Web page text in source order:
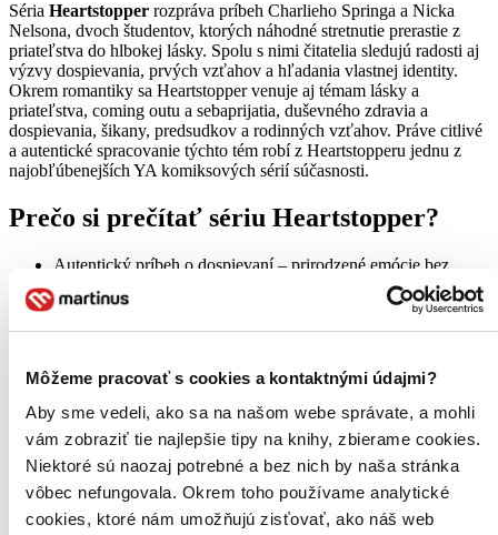
Môžeme pracovať s cookies a kontaktnými údajmi?
Aby sme vedeli, ako sa na našom webe správate, a mohli
vám zobraziť tie najlepšie tipy na knihy, zbierame cookies.
Niektoré sú naozaj potrebné a bez nich by naša stránka
vôbec nefungovala. Okrem toho používame analytické
cookies, ktoré nám umožňujú zisťovať, ako náš web
Séria Heartstopper rozpráva príbeh Charlieho Springa a Nicka
Nelsona, dvoch študentov, ktorých náhodné stretnutie prerastie z
priateľstva do hlbokej lásky. Spolu s nimi čitatelia sledujú radosti aj
výzvy dospievania, prvých vzťahov a hľadania vlastnej identity.
Okrem romantiky sa Heartstopper venuje aj témam lásky a
priateľstva, coming outu a sebaprijatia, duševného zdravia a
dospievania, šikany, predsudkov a rodinných vzťahov. Práve citlivé
a autentické spracovanie týchto tém robí z Heartstopperu jednu z
najobľúbenejších YA komiksových sérií súčasnosti.
Prečo si prečítať sériu Heartstopper?
Autentický príbeh o dospievaní – prirodzené emócie bez
Citlivé spracovanie LGBTQ+ tém – realistická reprezentácia
Komplexné postavy – každá z nich rieši vlastné radosti aj
Úspešná adaptácia na Netflixe – seriál patrí medzi najlepšie
hodnotené adaptácie grafických románov.
Poradie kníh série Heartstopper